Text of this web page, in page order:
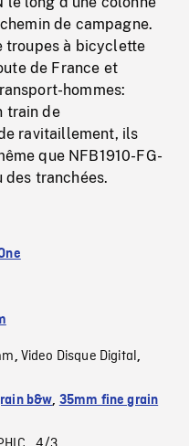
de campagne.
troupes à bicyclette
de France et
hommes:
train de
ravitaillement, ils
que NFB1910-FG-
des tranchées.
, Video Disque Digital,
b&w, 35mm fine grain